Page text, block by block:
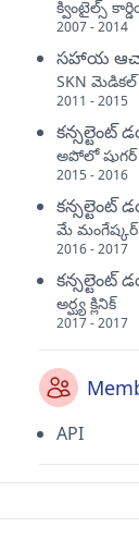
క్వింటైల్స్
2007 - 2014
సహాయ
SKN
2011 - 2015
అపోలో షుగర్
2015 - 2016
మే
2016 - 2017
అర్ఘ్య క్లినిక్
2017 - 2017
API